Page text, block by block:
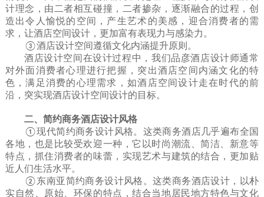
计理念，由二者相互碰撞，二者掺杂，逐渐融合的过程，创
造出令人愉悦的空间，产生艺术的美感，迎合消费者的需
求，让酒店空间设计，更加富有表现力与感染力。
③酒店设计空间遵循文化内涵提升原则。
酒店设计空间在设计过程中，我们品彦酒店设计师通常
对外面消费者心理进行把握，突出酒店空间内涵文化的特
色，满足消费的心理需求，如酒店空间设计走在时代的前
沿，突实现酒店设计空间设计的目标。
二、简约商务酒店设计风格
①现代简约商务设计风格。这类商务酒店几乎遍布全国
各地，也是比较受欢迎一种，它以时尚潮流、简洁、新意等
特点，抓住消费者的味蕾，实现艺术与建筑的结合，更加贴
近人们生活水平。
②东南亚简约商务设计风格。这类商务酒店设计，以朴
实自然、原始、环保的特点，结合当地居民地方特色与文化